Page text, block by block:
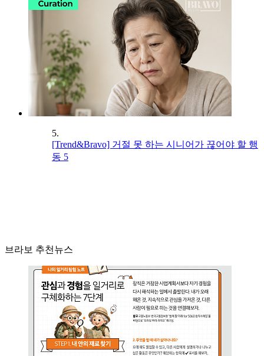
5.
[Trend&Bravo] 거절 못 하는 시니어가 끊어야 할 행
동 5
브라보 추천뉴스